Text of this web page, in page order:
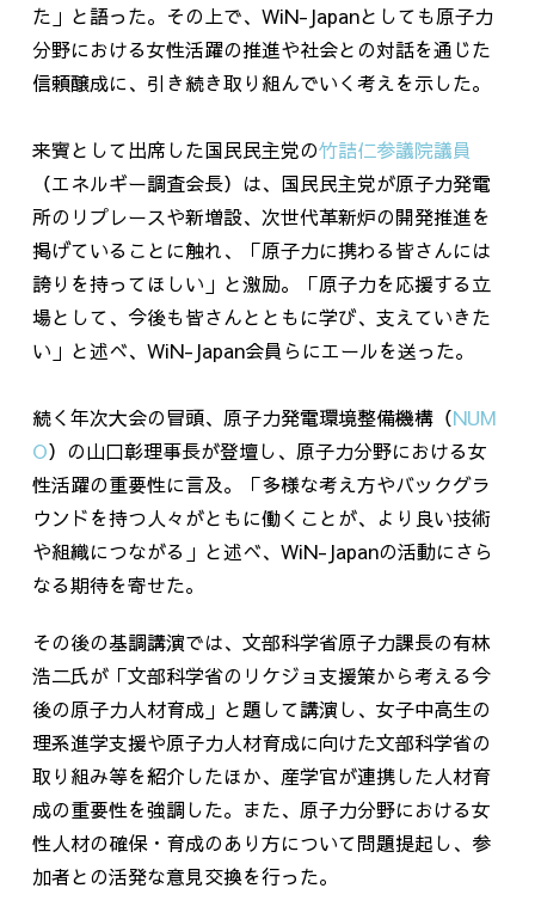
た」と語った。その上で、 WiN-Japanとしても原子力
分野における女性活躍の推進や社会との対話を通じた
信頼醸成に、引き続き取り組んでいく考えを示した。
来賓として出席した国民民主党の竹詰仁参議院議員
（エネルギー調査会長）は、国民民主党が原子力発電
所のリプレースや新増設、次世代革新炉の開発推進を
掲げていることに触れ、「原子力に携わる皆さんには
誇りを持ってほしい」と激励。「原子力を応援する立
場として、今後も皆さんとともに学び、支えていきた
い」と述べ、 WiN-Japan会員らにエールを送った。
続く年次大会の冒頭、原子力発電環境整備機構（NUM
O）の山口彰理事長が登壇し、原子力分野における女
性活躍の重要性に言及。「多様な考え方やバックグラ
ウンドを持つ人々がともに働くことが、より良い技術
や組織につながる」と述べ、 WiN-Japanの活動にさら
なる期待を寄せた。
その後の基調講演では、文部科学省原子力課長の有林
浩二氏が「文部科学省のリケジョ支援策から考える今
後の原子力人材育成」と題して講演し、女子中高生の
理系進学支援や原子力人材育成に向けた文部科学省の
取り組み等を紹介したほか、産学官が連携した人材育
成の重要性を強調した。また、原子力分野における女
性人材の確保・育成のあり方について問題提起し、参
加者との活発な意見交換を行った。